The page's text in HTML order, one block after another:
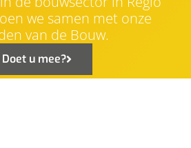
we samen met onze
van de Bouw.
Doet u mee?